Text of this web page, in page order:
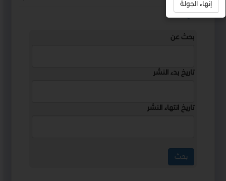
استمع
بحث عن
تاريخ بدء النشر
تاريخ انتهاء النشر
إنهاء الجولة